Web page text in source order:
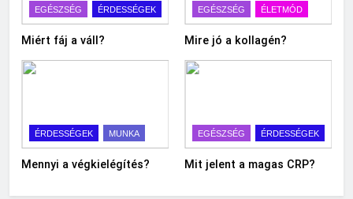
EGÉSZSÉG ÉRDESSÉGEK
Miért fáj a váll?
EGÉSZSÉG ÉLETMÓD
Mire jó a kollagén?
ÉRDESSÉGEK MUNKA
Mennyi a végkielégítés?
EGÉSZSÉG ÉRDESSÉGEK
Mit jelent a magas CRP?